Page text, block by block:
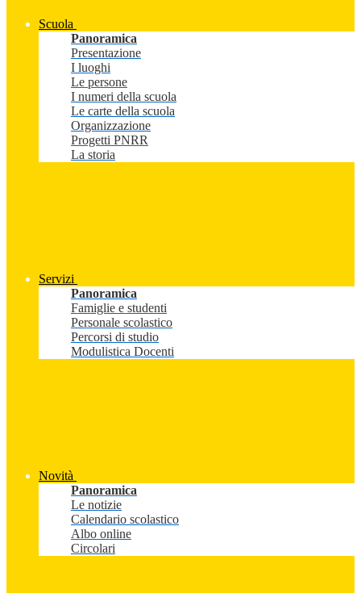
Scuola
Panoramica
Presentazione
I luoghi
Le persone
I numeri della scuola
Le carte della scuola
Organizzazione
Progetti PNRR
La storia
Servizi
Panoramica
Famiglie e studenti
Personale scolastico
Percorsi di studio
Modulistica Docenti
Novità
Panoramica
Le notizie
Calendario scolastico
Albo online
Circolari